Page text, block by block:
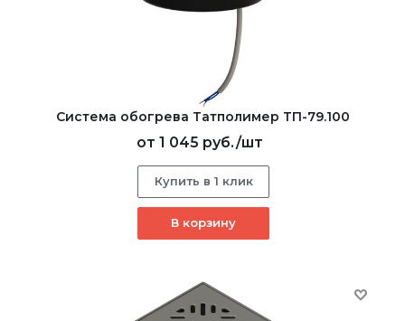
Система обогрева Татполимер ТП-79.100
от 1 045 руб./шт
Купить в 1 клик
В корзину